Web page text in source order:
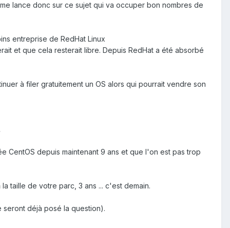
lance donc sur ce sujet qui va occuper bon nombres de
entreprise de RedHat Linux
et que cela resterait libre. Depuis RedHat a été absorbé
à filer gratuitement un OS alors qui pourrait vendre son
CentOS depuis maintenant 9 ans et que l'on est pas trop
taille de votre parc, 3 ans ... c'est demain.
déjà posé la question).